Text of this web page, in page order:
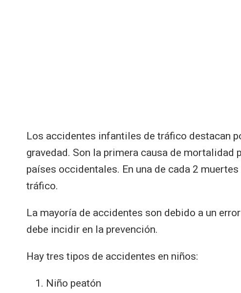
Los accidentes infantiles de tráfico destacan
gravedad. Son la primera causa de mortalidad
países occidentales. En una de cada 2
tráfico.
La mayoría de accidentes son debido a un
debe incidir en la prevención.
Hay tres tipos de accidentes en niños:
Niño peatón